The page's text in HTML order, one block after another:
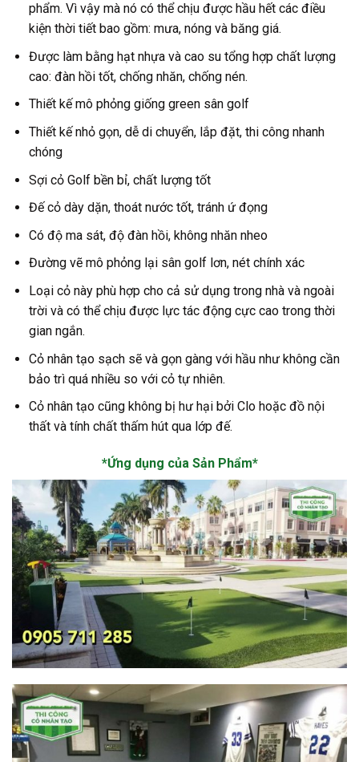
phẩm. Vì vậy mà nó có thể chịu được hầu hết các điều
kiện thời tiết bao gồm: mưa, nóng và băng giá.
Được làm bằng hạt nhựa và cao su tổng hợp chất lượng
cao: đàn hồi tốt, chống nhăn, chống nén.
Thiết kế mô phỏng giống green sân golf
Thiết kế nhỏ gọn, dễ di chuyển, lắp đặt, thi công nhanh
chóng
Sợi cỏ Golf bền bỉ, chất lượng tốt
Đế cỏ dày dặn, thoát nước tốt, tránh ứ đọng
Có độ ma sát, độ đàn hồi, không nhăn nheo
Đường vẽ mô phỏng lại sân golf lơn, nét chính xác
Loại cỏ này phù hợp cho cả sử dụng trong nhà và ngoài
trời và có thể chịu được lực tác động cực cao trong thời
gian ngắn.
Cỏ nhân tạo sạch sẽ và gọn gàng với hầu như không cần
bảo trì quá nhiều so với cỏ tự nhiên.
Cỏ nhân tạo cũng không bị hư hại bởi Clo hoặc đồ nội
thất và tính chất thấm hút qua lớp đế.
*Ứng dụng của Sản Phẩm*